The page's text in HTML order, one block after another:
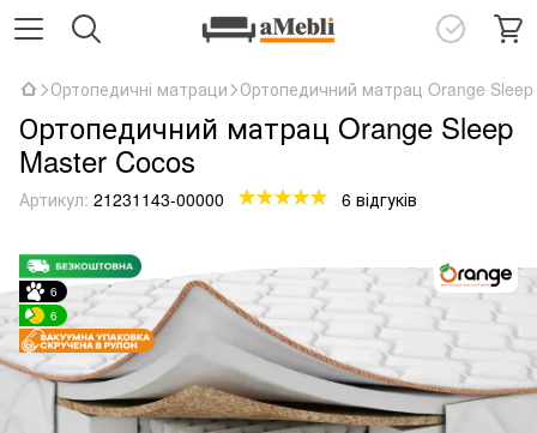
Ортопедичні матраци Ортопедичний матрац Orange
Ортопедичний матрац Orange Sleep
Master Cocos
Артикул: 21231143-00000 6 відгуків
6
6